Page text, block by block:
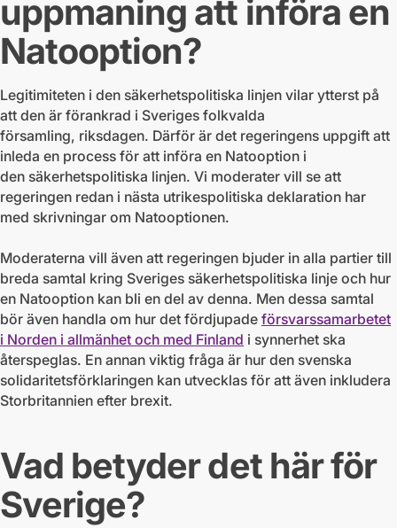
uppmaning att införa en
Natooption?
Legitimiteten i den säkerhetspolitiska linjen vilar ytterst på
att den är förankrad i Sveriges folkvalda
församling, riksdagen. Därför är det regeringens uppgift att
inleda en process för att införa en Natooption i
den säkerhetspolitiska linjen. Vi moderater vill se att
regeringen redan i nästa utrikespolitiska deklaration har
med skrivningar om Natooptionen.
Moderaterna vill även att regeringen bjuder in alla partier till
breda samtal kring Sveriges säkerhetspolitiska linje och hur
en Natooption kan bli en del av denna. Men dessa samtal
bör även handla om hur det fördjupade försvarssamarbetet
i Norden i allmänhet och med Finland i synnerhet ska
återspeglas. En annan viktig fråga är hur den svenska
solidaritetsförklaringen kan utvecklas för att även inkludera
Storbritannien efter brexit.
Vad betyder det här för
Sverige?